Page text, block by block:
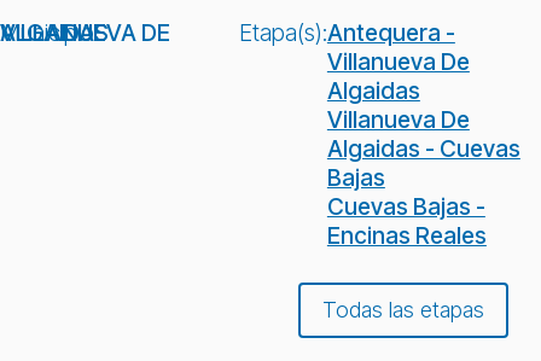
Municipio:
VILLANUEVA DE ALGAIDAS Etapa(s):Antequera -
Villanueva De
Algaidas
Villanueva De
Algaidas - Cuevas
Bajas
Cuevas Bajas -
Encinas Reales
Todas las etapas